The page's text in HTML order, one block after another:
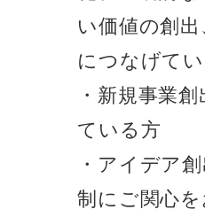
い価値の創
につなげて
・新規事業
ている方
・アイデア
制にご関心